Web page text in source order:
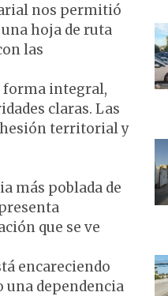
nos permitió
hoja de ruta
las
forma integral,
claras. Las
territorial y
más poblada de
que se ve
encareciendo
dependencia